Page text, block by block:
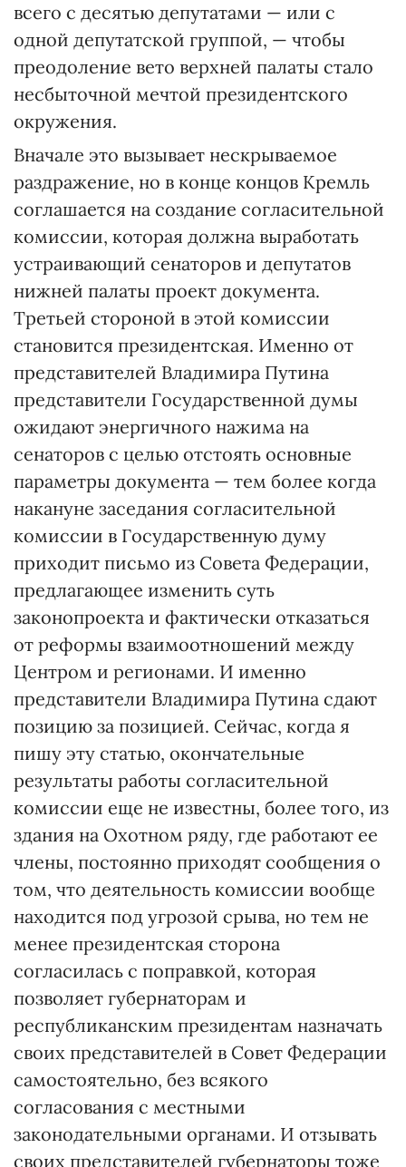
всего с десятью депутатами — или с
одной депутатской группой, — чтобы
преодоление вето верхней палаты стало
несбыточной мечтой президентского
окружения.
Вначале это вызывает нескрываемое
раздражение, но в конце концов Кремль
соглашается на создание согласительной
комиссии, которая должна выработать
устраивающий сенаторов и депутатов
нижней палаты проект документа.
Третьей стороной в этой комиссии
становится президентская. Именно от
представителей Владимира Путина
представители Государственной думы
ожидают энергичного нажима на
сенаторов с целью отстоять основные
параметры документа — тем более когда
накануне заседания согласительной
комиссии в Государственную думу
приходит письмо из Совета Федерации,
предлагающее изменить суть
законопроекта и фактически отказаться
от реформы взаимоотношений между
Центром и регионами. И именно
представители Владимира Путина сдают
позицию за позицией. Сейчас, когда я
пишу эту статью, окончательные
результаты работы согласительной
комиссии еще не известны, более того, из
здания на Охотном ряду, где работают ее
члены, постоянно приходят сообщения о
том, что деятельность комиссии вообще
находится под угрозой срыва, но тем не
менее президентская сторона
согласилась с поправкой, которая
позволяет губернаторам и
республиканским президентам назначать
своих представителей в Совет Федерации
самостоятельно, без всякого
согласования с местными
законодательными органами. И отзывать
своих представителей губернаторы тоже